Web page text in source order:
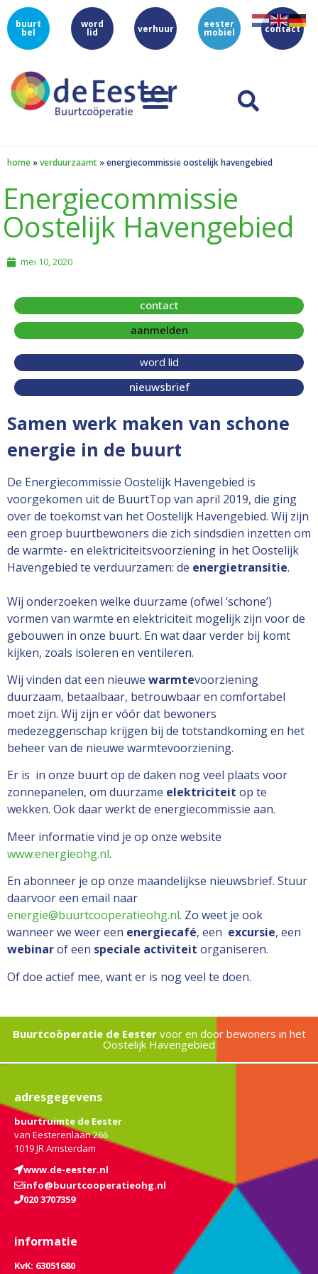
buurt
bel
word
lid verhuur eester
mobiel contact
home »verduurzaamt »energiecommissie oostelijk havengebied
Energiecommissie
Oostelijk Havengebied
mei 10, 2020
contact
aanmelden
word lid
nieuwsbrief
Samen werk maken van schone
energie in de buurt
De Energiecommissie Oostelijk Havengebied is
voorgekomen uit de BuurtTop van april 2019, die ging
over de toekomst van het Oostelijk Havengebied. Wij zijn
een groep buurtbewoners die zich sindsdien inzetten om
de warmte- en elektriciteitsvoorziening in het Oostelijk
Havengebied te verduurzamen: de energietransitie.
Wij onderzoeken welke duurzame (ofwel ‘schone’)
vormen van warmte en elektriciteit mogelijk zijn voor de
gebouwen in onze buurt. En wat daar verder bij komt
kijken, zoals isoleren en ventileren.
Wij vinden dat een nieuwe warmtevoorziening
duurzaam, betaalbaar, betrouwbaar en comfortabel
moet zijn. Wij zijn er vóór dat bewoners
medezeggenschap krijgen bij de totstandkoming en het
beheer van de nieuwe warmtevoorziening.
Er is in onze buurt op de daken nog veel plaats voor
zonnepanelen, om duurzame elektriciteit op te
wekken. Ook daar werkt de energiecommissie aan.
Meer informatie vind je op onze website
www.energieohg.nl.
En abonneer je op onze maandelijkse nieuwsbrief. Stuur
daarvoor een email naar
energie@buurtcooperatieohg.nl. Zo weet je ook
wanneer we weer een energiecafé, een excursie, een
webinarof een speciale activiteit organiseren.
Of doe actief mee, want er is nog veel te doen.
Buurtcoöperatie de Eestervoor en door bewoners in het
Oostelijk Havengebied
adresgegevens
buurtruimte de Eester
van Eesterenlaan 266
1019 JR Amsterdam
www.de-eester.nl
info@buurtcooperatieohg.nl
020 3707359
informatie
KvK: 63051680